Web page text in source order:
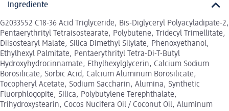
Ingrediente
G2033552 C18-36 Acid Triglyceride, Bis-Diglyceryl Polyacyladipate-2,
Pentaerythrityl Tetraisostearate, Polybutene, Tridecyl Trimellitate,
Diisostearyl Malate, Silica Dimethyl Silylate, Phenoxyethanol,
Ethylhexyl Palmitate, Pentaerythrityl Tetra-Di-T-Butyl
Hydroxyhydrocinnamate, Ethylhexylglycerin, Calcium Sodium
Borosilicate, Sorbic Acid, Calcium Aluminum Borosilicate,
Tocopheryl Acetate, Sodium Saccharin, Alumina, Synthetic
Fluorphlogopite, Silica, Polybutylene Terephthalate,
Trihydroxystearin, Cocos Nucifera Oil / Coconut Oil, Aluminum